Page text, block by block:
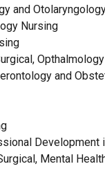
and
Nursing
and
Development
Mental